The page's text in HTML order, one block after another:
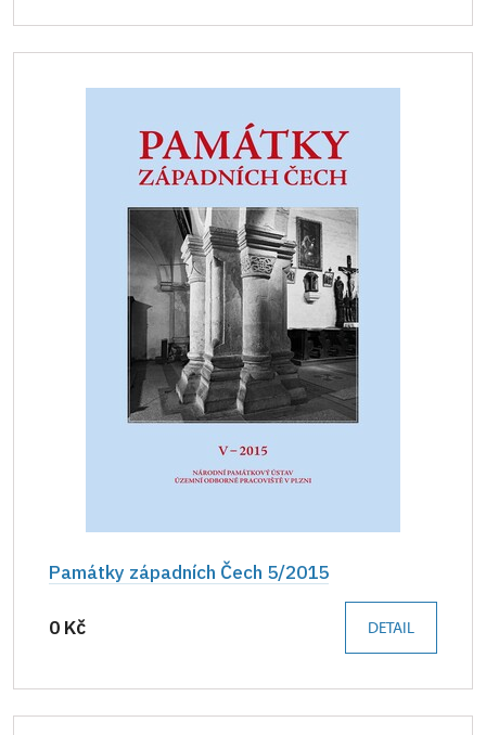
Památky západních Čech 5/2015
0 Kč DETAIL